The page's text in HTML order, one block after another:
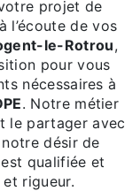
projet de
l’écoute de vos
le-Rotrou,
pour vous
nécessaires à
. Notre métier
le partager avec
désir de
qualifiée et
rigueur.